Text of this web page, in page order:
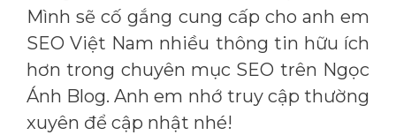
Mình sẽ cố gắng cung cấp cho anh em
SEO Việt Nam nhiều thông tin hữu ích
hơn trong chuyên mục SEO trên Ngọc
Ánh Blog. Anh em nhớ truy cập thường
xuyên để cập nhật nhé!